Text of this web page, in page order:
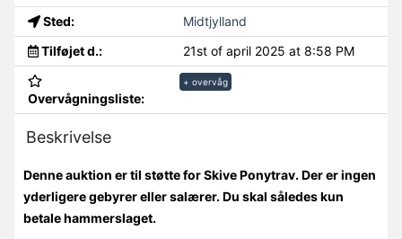
Sted:
Midtjylland
Tilføjet d.:
21st of april 2025 at 8:58 PM
Overvågningsliste:
+ overvåg
Beskrivelse
Denne auktion er til støtte for Skive Ponytrav. Der er ingen
yderligere gebyrer eller salærer. Du skal således kun
betale hammerslaget.